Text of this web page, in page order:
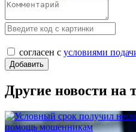
согласен с условиями
Другие новости на